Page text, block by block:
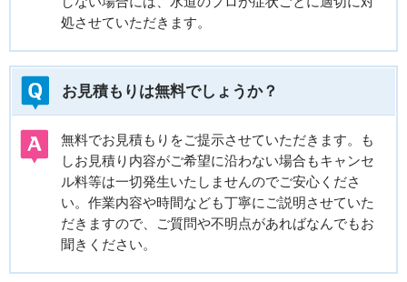
処させていただきます。
お見積もりは無料でしょうか？
無料でお見積もりをご提示させていただきます。も
しお見積り内容がご希望に沿わない場合もキャンセ
ル料等は一切発生いたしませんのでご安心くださ
い。作業内容や時間なども丁寧にご説明させていた
だきますので、ご質問や不明点があればなんでもお
聞きください。